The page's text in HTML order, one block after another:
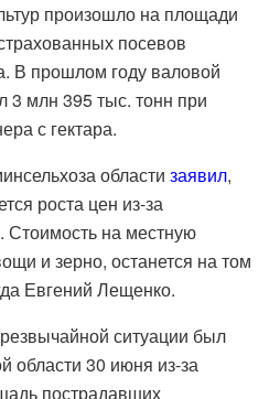
произошло на площади
посевов
В прошлом году валовой
3 млн 395 тыс. тонн при
с гектара.
области заявил,
роста цен из-за
на местную
и зерно, останется на том
Евгений Лещенко.
ситуации был
области 30 июня из-за
пострадавших